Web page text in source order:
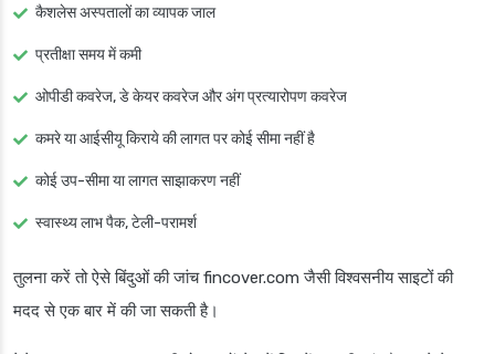
कैशलेस अस्पतालों का व्यापक जाल
प्रतीक्षा समय में कमी
ओपीडी कवरेज, डे केयर कवरेज और अंग प्रत्यारोपण कवरेज
कमरे या आईसीयू किराये की लागत पर कोई सीमा नहीं है
कोई उप-सीमा या लागत साझाकरण नहीं
स्वास्थ्य लाभ पैक, टेली-परामर्श
तुलना करें तो ऐसे बिंदुओं की जांच fincover.com जैसी विश्वसनीय साइटों की
मदद से एक बार में की जा सकती है।